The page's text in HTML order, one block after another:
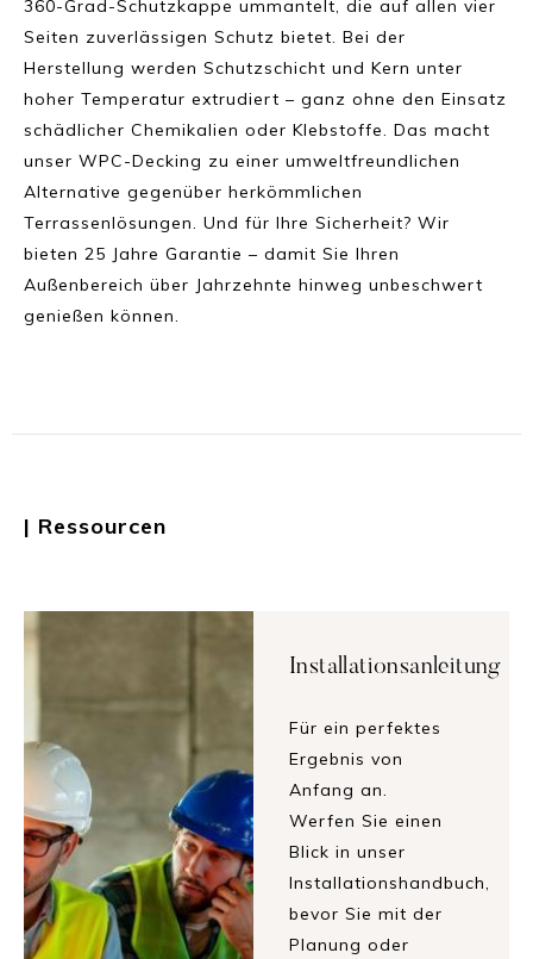
360-Grad-Schutzkappe ummantelt, die auf allen vier
Seiten zuverlässigen Schutz bietet. Bei der
Herstellung werden Schutzschicht und Kern unter
hoher Temperatur extrudiert – ganz ohne den Einsatz
schädlicher Chemikalien oder Klebstoffe. Das macht
unser WPC-Decking zu einer umweltfreundlichen
Alternative gegenüber herkömmlichen
Terrassenlösungen. Und für Ihre Sicherheit? Wir
bieten 25 Jahre Garantie – damit Sie Ihren
Außenbereich über Jahrzehnte hinweg unbeschwert
genießen können.
| Ressourcen
Installationsanleitung
Für ein perfektes
Ergebnis von
Anfang an.
Werfen Sie einen
Blick in unser
Installationshandbuch,
bevor Sie mit der
Planung oder